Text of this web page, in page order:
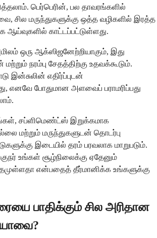
பெர்பெரின், பல தாவரங்களில்
சில மருந்துகளுக்கு ஒத்த வழிகளில் இரத்த
காட்டப்பட்டுள்ளது.
ஒரு ஆக்ஸிஜனேற்றியாகும், இது
நரம்பு சேதத்திற்கு உதவக்கூடும்.
இன்சுலின் எதிர்ப்புடன்
எனவே போதுமான அளவைப் பராமரிப்பது
சப்ளிமெண்ட்ஸ் இறுக்கமாக
மற்றும் மருந்துகளுடன் தொடர்பு
இடையில் தரம் பரவலாக மாறுபடும்.
உங்கள் சூழ்நிலைக்கு ஏதேனும்
என்பதைத் தீர்மானிக்க உங்களுக்கு
பாதிக்கும் சில அரிதான